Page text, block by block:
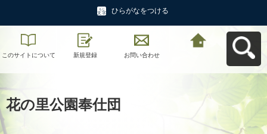
ひらがなをつける
このサイトについて 新規登録 お問い合わせ
花の里公園奉仕団